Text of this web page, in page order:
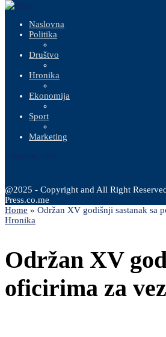
Naslovna
Politika
Društvo
Hronika
Ekonomija
Sport
Marketing
@2025 - Copyright and All Right
Press.co.me
Home » Održan XV godišnji sastanak sa
Hronika
Održan XV
oficirima za